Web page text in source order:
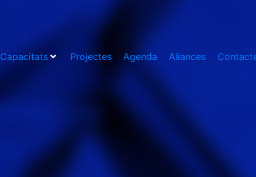
Capacitats Projectes Agenda Aliances